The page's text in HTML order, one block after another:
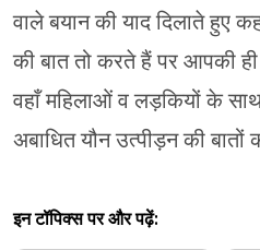
वाले बयान की याद दिलाते
की बात तो करते हैं पर आपकी
वहाँ महिलाओं व लड़कियों के
अबाधित यौन उत्पीड़न की बातों
इन टॉपिक्स पर और पढ़ें: